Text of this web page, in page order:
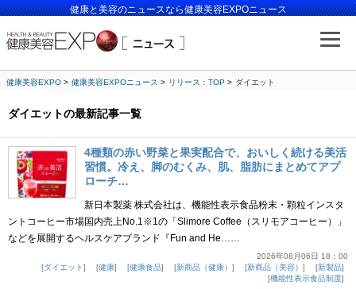
健康と美容のニュースなら健康美容EXPOニュース
健康美容EXPO 健康美容EXPOニュース リリース：TOP ダイエット
ダイエットの最新記事一覧
4種類の赤い野菜と果実配合で、おいしく続ける美活
習慣。冷え、脚のむくみ、肌、脂肪にまとめてアプ
ローチ…
新日本製薬 株式会社は、機能性表示食品粉末・顆粒インスタ
ントコーヒー市場国内売上No.1※1の「Slimore Coffee（スリモアコーヒー）」
などを展開するヘルスケアブランド『Fun and He……
2026年08月06日 18：00
ダイエット
健康 健康食品 新商品（健康） 新商品（美容）
新製品
機能性表示食品制度